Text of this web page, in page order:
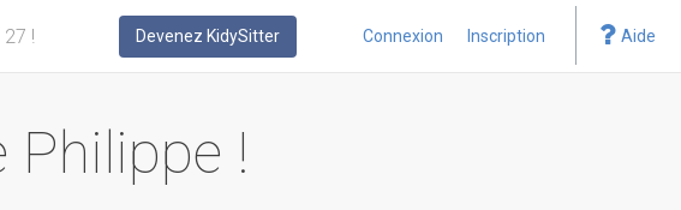
! Devenez KidySitter Connexion Inscription Aide
Philippe !